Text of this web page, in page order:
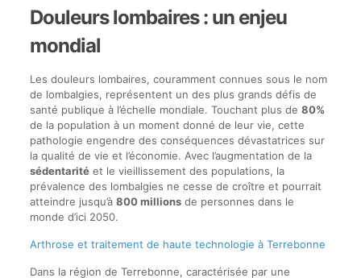
Douleurs lombaires : un enjeu
mondial
Les douleurs lombaires, couramment connues sous le nom
de lombalgies, représentent un des plus grands défis de
santé publique à l’échelle mondiale. Touchant plus de 80%
de la population à un moment donné de leur vie, cette
pathologie engendre des conséquences dévastatrices sur
la qualité de vie et l’économie. Avec l’augmentation de la
sédentaritéet le vieillissement des populations, la
prévalence des lombalgies ne cesse de croître et pourrait
atteindre jusqu’à 800 millionsde personnes dans le
monde d’ici 2050.
Arthrose et traitement de haute technologie à Terrebonne
Dans la région de Terrebonne, caractérisée par une